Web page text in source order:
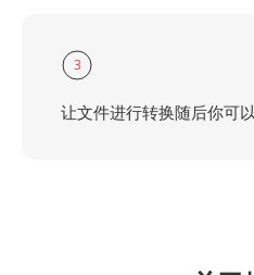
3
让文件进行转换随后你可